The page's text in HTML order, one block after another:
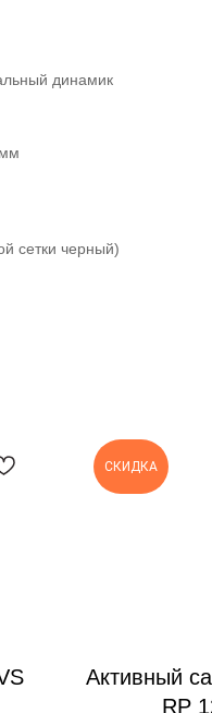
динамик
сетки черный)
СКИДКА
Активный
RP